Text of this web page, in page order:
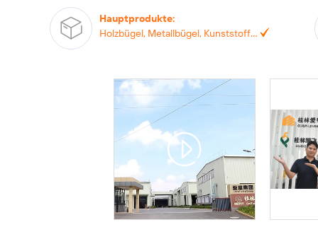
Hauptprodukte:
Holzbügel, Metallbügel, Kunststoffbügel, Samtbügel, Aufbewahrungskörbe,